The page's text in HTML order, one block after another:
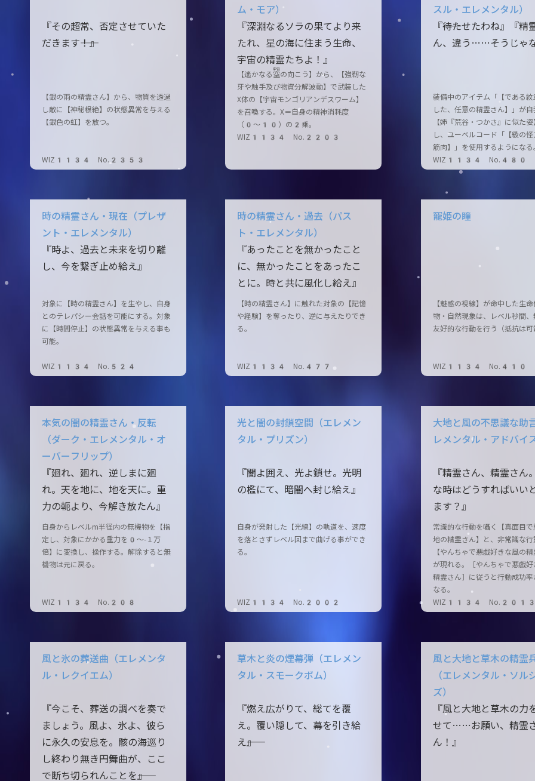
『その超常、否定させていた
だきます――！』
【銀の雨の精霊さん】から、物質を透過
し敵に【神秘根絶】の状態異常を与える
【銀色の虹】を放つ。
WIZ1134 No.2353
ム・モア）
『深淵なるソラの果てより来
たれ、星の海に住まう生命、
宇宙の精霊たちよ！』
【遙かなる 空
宇宙
の向こう】から、【強靭な
牙や触手及び物資分解波動】で武装した
X体の【宇宙モンゴリアンデスワーム】
を召喚する。X＝自身の精神消耗度
（0〜10）の2乗。
WIZ1134 No.2203
スル・エレメンタル）
『――待たせたわね』『精
ん、違う……そうじゃ
装備中のアイテム「【である紋
した、任意の精霊さん】」が
【姉『荒谷・つかさ』に似た
し、ユーベルコード「【級の
筋肉】」を使用するようになる
WIZ1134 No.480
時の精霊さん・現在（プレザ
ント・エレメンタル）
『時よ、過去と未来を切り離
し、今を繋ぎ止め給え』
対象に【時の精霊さん】を生やし、自身
とのテレパシー会話を可能にする。対象
に【時間停止】の状態異常を与える事も
可能。
WIZ1134 No.524
時の精霊さん・過去（パス
ト・エレメンタル）
『あったことを無かったこと
に、無かったことをあったこ
とに。時と共に風化し給え』
【時の精霊さん】に触れた対象の【記憶
や経験】を奪ったり、逆に与えたりでき
る。
WIZ1134 No.477
寵姫の瞳
【魅惑の視線】が命中した生
物・自然現象は、レベル秒間、
友好的な行動を行う（抵抗は可
WIZ1134 No.410
本気の闇の精霊さん・反転
（ダーク・エレメンタル・オ
ーバーフリップ）
『廻れ、廻れ、逆しまに廻
れ。天を地に、地を天に。重
力の軛より、今解き放たん』
自身からレベルm半径内の無機物を【指
定し、対象にかかる重力を0～-１万
倍】に変換し、操作する。解除すると無
機物は元に戻る。
WIZ1134 No.208
光と闇の封鎖空間（エレメン
タル・プリズン）
『闇よ囲え、光よ鎖せ。光明
の檻にて、暗闇へ封じ給え』
自身が発射した【光線】の軌道を、速度
を落とさずレベル回まで曲げる事ができ
る。
WIZ1134 No.2002
大地と風の不思議な助
レメンタル・アドバイ
『精霊さん、精霊さん
な時はどうすればいい
ます？』
常識的な行動を囁く【真面目で
地の精霊さん】と、非常識な行
【やんちゃで悪戯好きな風の
が現れる。［やんちゃで悪戯好
精霊さん］に従うと行動成功
なる。
WIZ1134
風と氷の葬送曲（エレメンタ
ル・レクイエム）
『今こそ、葬送の調べを奏で
ましょう。風よ、氷よ、彼ら
に永久の安息を。骸の海巡り
し終わり無き円舞曲が、ここ
で断ち切られんことを――』
草木と炎の煙幕弾（エレメン
タル・スモークボム）
『燃え広がりて、総てを覆
え。覆い隠して、幕を引き給
え――』
風と大地と草木の精霊
（エレメンタル・ソル
ズ）
『風と大地と草木の力
せて……お願い、精霊
ん！』